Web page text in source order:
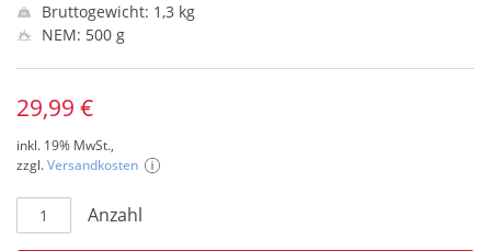
Bruttogewicht: 1,3 kg
NEM: 500 g
29,99 €
inkl. 19% MwSt.,
zzgl.Versandkosten
Anzahl